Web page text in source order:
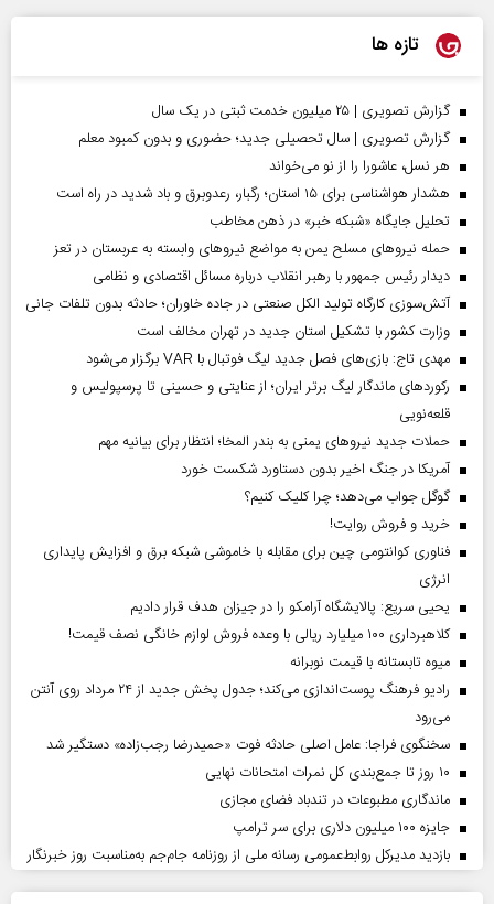
تازه ها
گزارش تصویری | ۲۵ میلیون خدمت ثبتی در یک سال
گزارش تصویری | سال تحصیلی جدید؛ حضوری و بدون کمبود معلم
هر نسل، عاشورا را از نو می‌خواند
هشدار هواشناسی برای ۱۵ استان؛ رگبار، رعدوبرق و باد شدید در راه است
تحلیل جایگاه «شبکه خبر» در ذهن مخاطب
حمله نیروهای مسلح یمن به مواضع نیروهای وابسته به عربستان در تعز
دیدار رئیس‌ جمهور با رهبر انقلاب درباره مسائل اقتصادی و نظامی
آتش‌سوزی کارگاه تولید الکل صنعتی در جاده خاوران؛ حادثه بدون تلفات جانی
وزارت کشور با تشکیل استان جدید در تهران مخالف است
مهدی تاج: بازی‌های فصل جدید لیگ فوتبال با VAR برگزار می‌شود
رکورد‌های ماندگار لیگ برتر ایران؛ از عنایتی و حسینی تا پرسپولیس و
قلعه‌نویی
حملات جدید نیروهای یمنی به بندر المخا؛ انتظار برای بیانیه مهم
آمریکا در جنگ اخیر بدون دستاورد شکست خورد
گوگل جواب می‌دهد؛ چرا کلیک کنیم؟
خرید و فروش روایت!
فناوری کوانتومی چین برای مقابله با خاموشی شبکه برق و افزایش پایداری
انرژی
یحیی سریع: پالایشگاه آرامکو را در جیزان هدف قرار دادیم
کلاهبرداری ۱۰۰ میلیارد ریالی با وعده فروش لوازم خانگی نصف قیمت!
میوه تابستانه با قیمت نوبرانه
رادیو فرهنگ پوست‌اندازی می‌کند؛ جدول پخش جدید از ۲۴ مرداد روی آنتن
می‌رود
سخنگوی فراجا: عامل اصلی حادثه فوت «حمیدرضا رجب‌زاده» دستگیر شد
۱۰ روز تا جمع‌بندی کل نمرات امتحانات نهایی
ماندگاری مطبوعات در تندباد فضای مجازی
جایزه ۱۰۰ میلیون دلاری برای سر ترامپ
بازدید مدیرکل روابط‌عمومی رسانه ملی از روزنامه جام‌جم به‌مناسبت روز خبرنگار